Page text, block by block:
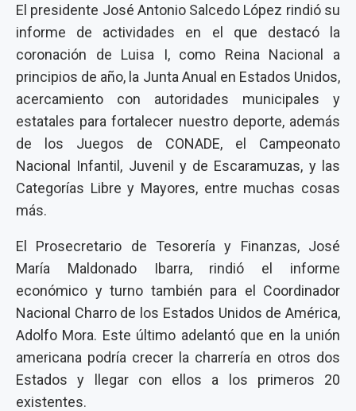
El presidente José Antonio Salcedo López rindió su
informe de actividades en el que destacó la
coronación de Luisa I, como Reina Nacional a
principios de año, la Junta Anual en Estados Unidos,
acercamiento con autoridades municipales y
estatales para fortalecer nuestro deporte, además
de los Juegos de CONADE, el Campeonato
Nacional Infantil, Juvenil y de Escaramuzas, y las
Categorías Libre y Mayores, entre muchas cosas
más.
El Prosecretario de Tesorería y Finanzas, José
María Maldonado Ibarra, rindió el informe
económico y turno también para el Coordinador
Nacional Charro de los Estados Unidos de América,
Adolfo Mora. Este último adelantó que en la unión
americana podría crecer la charrería en otros dos
Estados y llegar con ellos a los primeros 20
existentes.